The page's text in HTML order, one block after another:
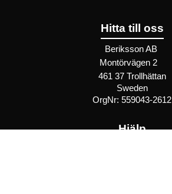
Hitta till oss
Beriksson AB
Montörvägen 2
461 37 Trollhättan
Sweden
OrgNr: 559043-2612
Hjälp